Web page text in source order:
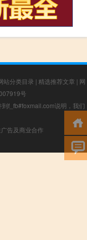
站分类目录 | 精选推荐文章 | 网
号
f_fb#foxmail.com说明，我们
告及商业合作